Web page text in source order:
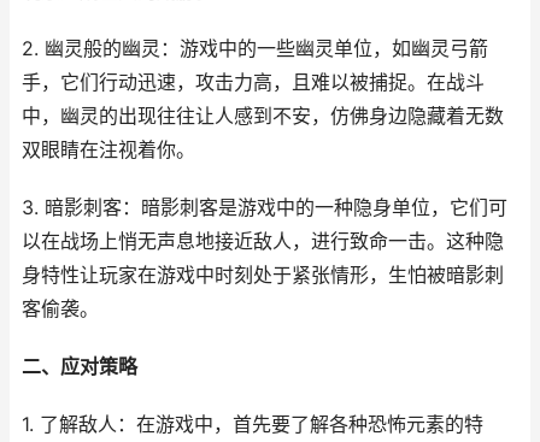
2. 幽灵般的幽灵：游戏中的一些幽灵单位，如幽灵弓箭
手，它们行动迅速，攻击力高，且难以被捕捉。在战斗
中，幽灵的出现往往让人感到不安，仿佛身边隐藏着无数
双眼睛在注视着你。
3. 暗影刺客：暗影刺客是游戏中的一种隐身单位，它们可
以在战场上悄无声息地接近敌人，进行致命一击。这种隐
身特性让玩家在游戏中时刻处于紧张情形，生怕被暗影刺
客偷袭。
二、应对策略
1. 了解敌人：在游戏中，首先要了解各种恐怖元素的特